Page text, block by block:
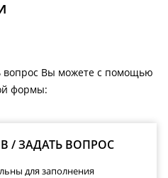
вопрос Вы можете с помощью
формы:
/ ЗАДАТЬ ВОПРОС
для заполнения